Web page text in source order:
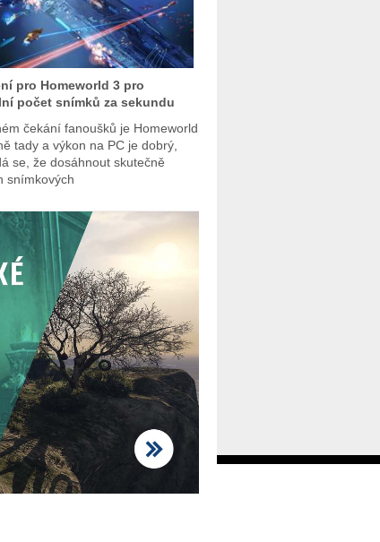
pro Homeworld 3 pro
počet snímků za sekundu
čekání fanoušků je Homeworld
tady a výkon na PC je dobrý,
se, že dosáhnout skutečně
snímkových